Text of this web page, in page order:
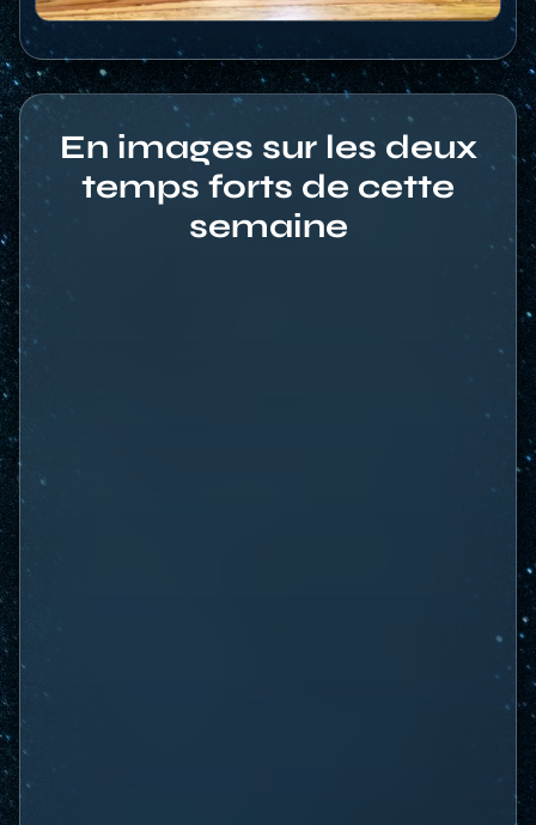
En images sur les deux
temps forts de cette
semaine